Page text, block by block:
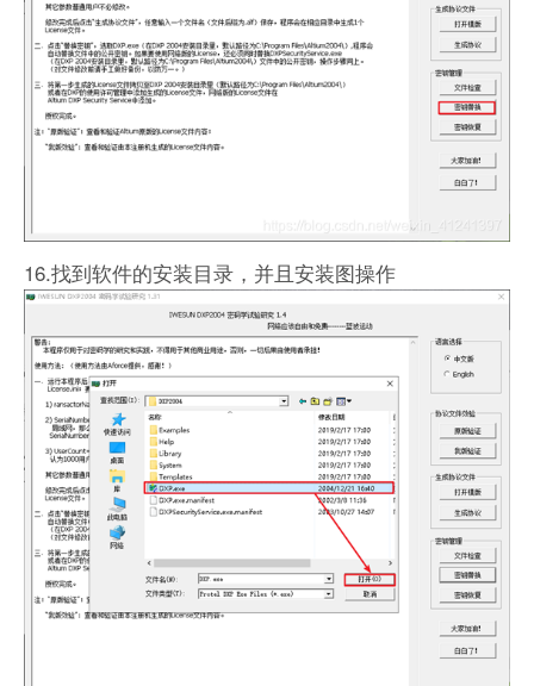
16.找到软件的安装目录，并且安装图操作